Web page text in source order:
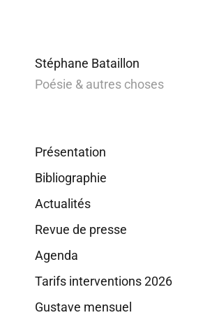
Stéphane Bataillon
Poésie & autres choses
Présentation
Bibliographie
Actualités
Revue de presse
Agenda
Tarifs interventions 2026
Gustave mensuel